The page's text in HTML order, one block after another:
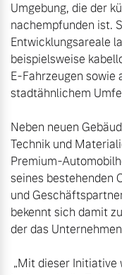
Umgebung, die der
nachempfunden ist.
Entwicklungsareale
beispielsweise
E-Fahrzeugen sowie
stadtähnlichem
Neben neuen
Technik und
Premium-
seines bestehenden
und
bekennt sich damit
der das